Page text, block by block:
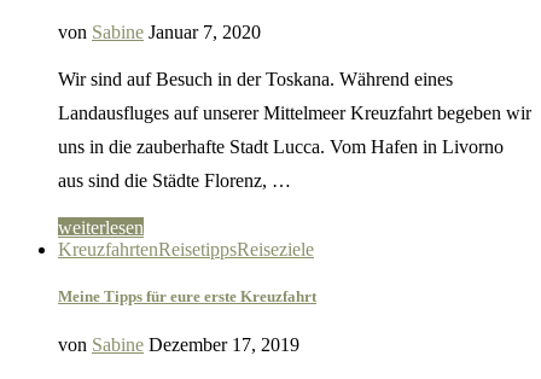
von Sabine Januar 7, 2020
Wir sind auf Besuch in der Toskana. Während eines
Landausfluges auf unserer Mittelmeer Kreuzfahrt begeben wir
uns in die zauberhafte Stadt Lucca. Vom Hafen in Livorno
aus sind die Städte Florenz, …
weiterlesen
KreuzfahrtenReisetippsReiseziele
Meine Tipps für eure erste Kreuzfahrt
von Sabine Dezember 17, 2019